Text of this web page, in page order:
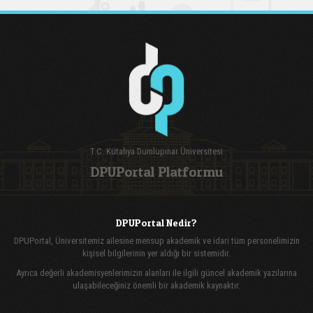
T.C. Kütahya Dumlupınar Üniversitesi
DPUPortal Platformu
DPUPortal Nedir?
DPUPortal, Üniversitemiz ailesine mensup akademik ve idari tüm personelimizin
kişisel bilgilerinin yer aldığı bir sistemidir.
Ayrıca değerli akademisyenlerimizin alanları ile ilgili güncel akademik yazılarına
ulaşabileceğiniz önemli bir akademik kaynaktır.